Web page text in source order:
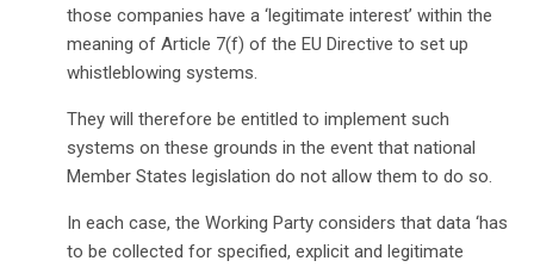
those companies have a ‘legitimate interest’ within the
meaning of Article 7(f) of the EU Directive to set up
whistleblowing systems.
They will therefore be entitled to implement such
systems on these grounds in the event that national
Member States legislation do not allow them to do so.
In each case, the Working Party considers that data ‘has
to be collected for specified, explicit and legitimate